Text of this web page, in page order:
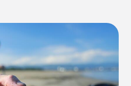
ィルム
サーマルリサイクル
ち
ライスフィルム
ベント
瀬戸内海